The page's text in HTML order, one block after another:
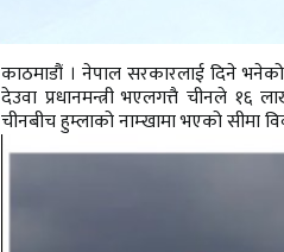
काठमाडौं । नेपाल सरकारलाई दिने
देउवा प्रधानमन्त्री भएलगत्तै चीनले
चीनबीच हुम्लाको नाम्खामा भएको सीमा